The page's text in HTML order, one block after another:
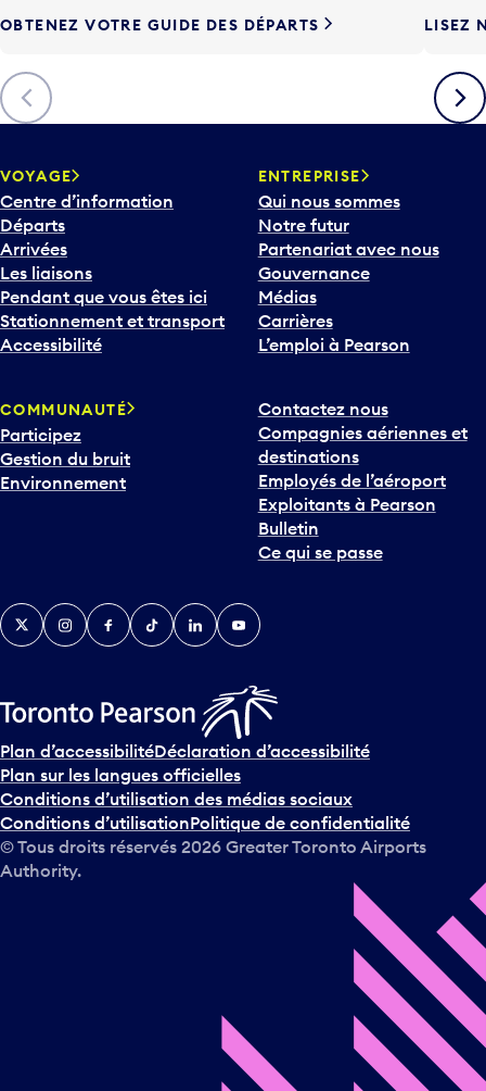
F
è
c
h
v
e
r
s
l
e
b
a
o
u
r
i
v
e
n
s
u
r
l
e
c
a
Précédent
OBTENEZ VOTRE GUIDE DES DÉPARTS LISEZ
VOYAGE
Centre d’information
Départs
Arrivées
Les liaisons
Pendant que vous êtes ici
Stationnement et transport
Accessibilité
ENTREPRISE
Qui nous sommes
Notre futur
Partenariat avec nous
Gouvernance
Médias
Carrières
L’emploi à Pearson
COMMUNAUTÉ
Participez
Gestion du bruit
Environnement
Contactez nous
Compagnies aériennes et
destinations
Employés de l’aéroport
Exploitants à Pearson
Bulletin
Ce qui se passe
TwitterInstagramFacebook
TikTokLinkedInYouTube
Plan d’accessibilitéDéclaration d’accessibilité
Plan sur les langues officielles
Conditions d’utilisation des médias sociaux
Conditions d’utilisationPolitique de confidentialité
© Tous droits réservés 2026 Greater Toronto Airports
Authority.